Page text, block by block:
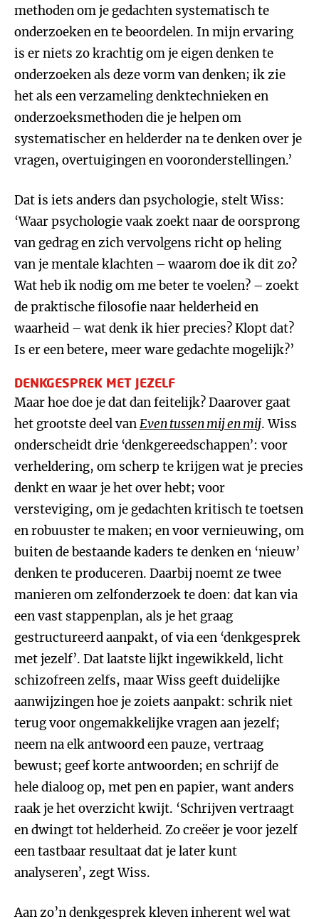
methoden om je gedachten systematisch te
onderzoeken en te beoordelen. In mijn ervaring
is er niets zo krachtig om je eigen denken te
onderzoeken als deze vorm van denken; ik zie
het als een verzameling denktechnieken en
onderzoeksmethoden die je helpen om
systematischer en helderder na te denken over je
vragen, overtuigingen en vooronderstellingen.’
Dat is iets anders dan psychologie, stelt Wiss:
‘Waar psychologie vaak zoekt naar de oorsprong
van gedrag en zich vervolgens richt op heling
van je mentale klachten – waarom doe ik dit zo?
Wat heb ik nodig om me beter te voelen? – zoekt
de praktische filosofie naar helderheid en
waarheid – wat denk ik hier precies? Klopt dat?
Is er een betere, meer ware gedachte mogelijk?’
DENKGESPREK MET JEZELF
Maar hoe doe je dat dan feitelijk? Daarover gaat
het grootste deel vanEven tussen mij en mij. Wiss
onderscheidt drie ‘denkgereedschappen’: voor
verheldering, om scherp te krijgen wat je precies
denkt en waar je het over hebt; voor
versteviging, om je gedachten kritisch te toetsen
en robuuster te maken; en voor vernieuwing, om
buiten de bestaande kaders te denken en ‘nieuw’
denken te produceren. Daarbij noemt ze twee
manieren om zelfonderzoek te doen: dat kan via
een vast stappenplan, als je het graag
gestructureerd aanpakt, of via een ‘denkgesprek
met jezelf’. Dat laatste lijkt ingewikkeld, licht
schizofreen zelfs, maar Wiss geeft duidelijke
aanwijzingen hoe je zoiets aanpakt: schrik niet
terug voor ongemakkelijke vragen aan jezelf;
neem na elk antwoord een pauze, vertraag
bewust; geef korte antwoorden; en schrijf de
hele dialoog op, met pen en papier, want anders
raak je het overzicht kwijt. ‘Schrijven vertraagt
en dwingt tot helderheid. Zo creëer je voor jezelf
een tastbaar resultaat dat je later kunt
analyseren’, zegt Wiss.
Aan zo’n denkgesprek kleven inherent wel wat